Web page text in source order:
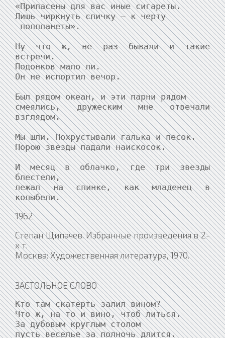
«Припасены для вас иные сигареты.
Лишь чиркнуть спичку — к черту
полпланеты».
Ну что ж, не раз бывали и такие
встречи.
Подонков мало ли.
Он не испортил вечор.
Был рядом океан, и эти парни рядом
смеялись, дружеским мне отвечали
взглядом.
Мы шли. Похрустывали галька и песок.
Порою звезды падали наискосок.
И месяц в облачко, где три звезды
блестели,
лежал на спинке, как младенец в
колыбели.
1962
Степан Щипачев. Избранные произведения в 2-
х т.
Москва: Художественная литература, 1970.
ЗАСТОЛЬНОЕ СЛОВО
Кто там скатерть залил вином?
Что ж, на то и вино, чтоб литься.
За дубовым круглым столом
пусть веселье за полночь длится.